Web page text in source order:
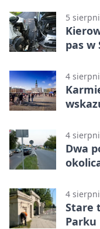
5
pas w
4
4
Dwa
4
Stare
Parku